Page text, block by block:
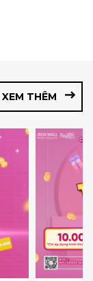
XEM THÊM